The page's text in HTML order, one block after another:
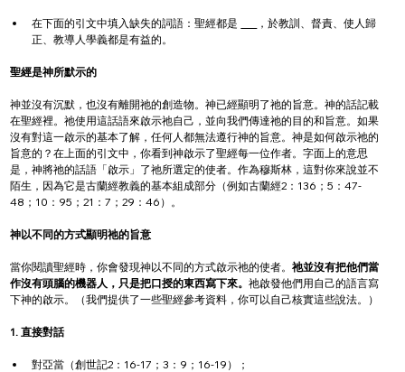
在下面的引文中填入缺失的詞語：聖經都是
，於教訓、督責、使人歸
正、教導人學義都是有益的。
聖經是神所默示的
神並沒有沉默，也沒有離開祂的創造物。神已經顯明了祂的旨意。神的話記載
在聖經裡。祂使用這話語來啟示祂自己，並向我們傳達祂的目的和旨意。如果
沒有對這一啟示的基本了解，任何人都無法遵行神的旨意。神是如何啟示祂的
旨意的？在上面的引文中，你看到神啟示了聖經每一位作者。字面上的意思
是，神將祂的話語「啟示」了祂所選定的使者。作為穆斯林，這對你來說並不
陌生，因為它是古蘭經教義的基本組成部分（例如古蘭經2：136；5：47-
48；10：95；21：7；29：46）。
神以不同的方式顯明祂的旨意
當你閱讀聖經時，你會發現神以不同的方式啟示祂的使者。祂並沒有把他們當
作沒有頭腦的機器人，只是把口授的東西寫下來。祂啟發他們用自己的語言寫
下神的啟示。（我們提供了一些聖經參考資料，你可以自己核實這些說法。）
1. 直接對話
對亞當（創世記2：16-17；3：9；16-19）；